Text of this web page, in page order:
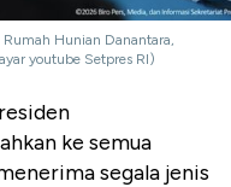
Hunian Danantara,
youtube Setpres RI)
ke semua
segala jenis